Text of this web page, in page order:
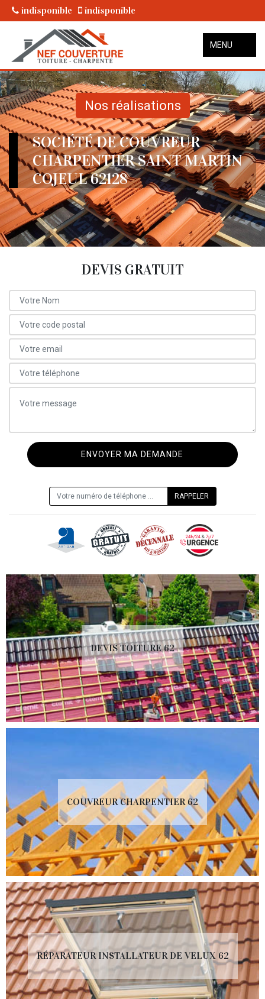
indisponible indisponible
MENU
Nos réalisations
SOCIÉTÉ DE COUVREUR
CHARPENTIER SAINT MARTIN
COJEUL 62128
DEVIS GRATUIT
DEVIS TOITURE 62
COUVREUR CHARPENTIER 62
RÉPARATEUR INSTALLATEUR DE VELUX 62